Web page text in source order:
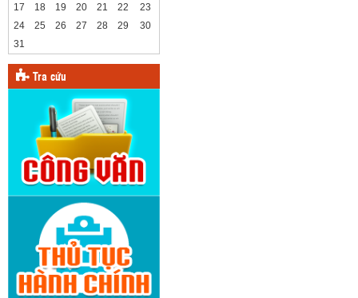
17
18 19 20 21 22
23
24
25 26 27 28 29
30
31
Tra cứu